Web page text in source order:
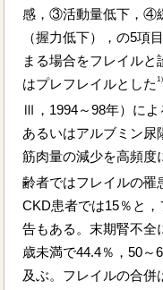
感，③活動量低下，④
（握力低下），の5項
まる場合をフレイル
はプレフレイルとした1）
Ⅲ，1994～98年）に
あるいはアルブミン尿
筋肉量の減少を高頻度
齢者ではフレイルの罹
CKD患者では15％と
告もある。末期腎不全
歳未満で44.4％，50～
及ぶ。フレイルの合併